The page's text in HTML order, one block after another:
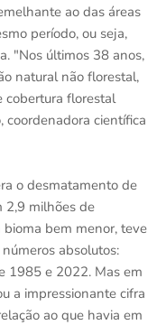
ao das áreas
período, ou seja,
"Nos últimos 38 anos,
natural não florestal,
cobertura florestal
coordenadora científica
o desmatamento de
2,9 milhões de
bioma bem menor, teve
absolutos:
1985 e 2022. Mas em
a impressionante cifra
ao que havia em